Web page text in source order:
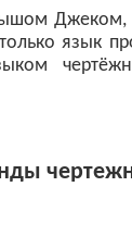
Джеком,
язык